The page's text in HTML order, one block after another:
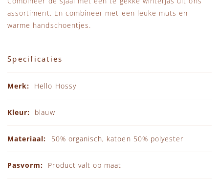
assortiment. En combineer met een leuke muts en
warme handschoentjes.
Specificaties
Hello Hossy
blauw
50% organisch, katoen 50% polyester
Product valt op maat